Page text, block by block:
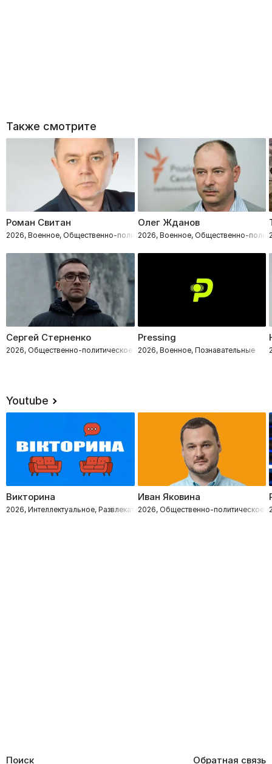
Также смотрите
Роман Свитан
2026, Военное, Общественно-политическое
Олег Жданов
2026, Военное, Общественно-
Сергей Стерненко
2026, Общественно-политическое
Pressing
2026, Военное, Познавательные
Youtube
Викторина
2026, Интеллектуальное, Развлекательное
Иван Яковина
2026, Общественно-политическое
Поиск Обратная связь